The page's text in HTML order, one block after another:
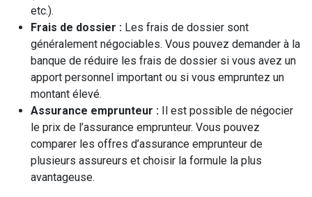
etc.).
Frais de dossier : Les frais de dossier sont
généralement négociables. Vous pouvez demander à la
banque de réduire les frais de dossier si vous avez un
apport personnel important ou si vous empruntez un
montant élevé.
Assurance emprunteur :
Il est possible de négocier
le prix de l’assurance emprunteur. Vous pouvez
comparer les offres d’assurance emprunteur de
plusieurs assureurs et choisir la formule la plus
avantageuse.